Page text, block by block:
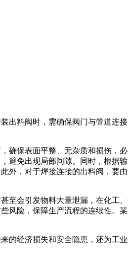
出料阀时，需确保阀门与管道连
确保表面平整、无杂质和损伤，
避免出现局部间隙。同时，根据
外，对于焊接连接的出料阀，要
至会引发物料大量泄漏，在化工
风险，保障生产流程的连续性。
的经济损失和安全隐患，还为工